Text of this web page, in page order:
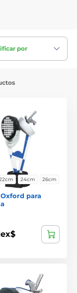
por
24cm 26cm
para